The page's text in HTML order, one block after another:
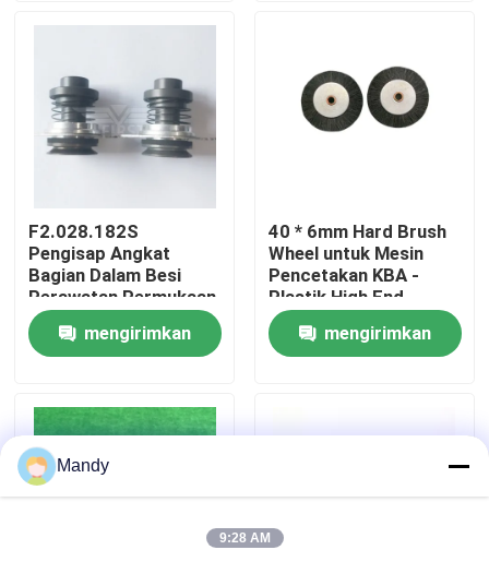
Tur Pabrik
Kontrol Kualitas
Hubungi Kami
Berita
Kasus
Blog
F2.028.182S
Pengisap Angkat
Bagian Dalam Besi
Perawatan Permukaan
Halus Ukuran Standar
untuk Heidelberg
Preset Plus
mengirimkan
40 * 6mm Hard Brush
Wheel untuk Mesin
Pencetakan KBA -
Plastik High End
dengan Hidup yang
Panjangmengirimkan
Mandy
9:28 AM